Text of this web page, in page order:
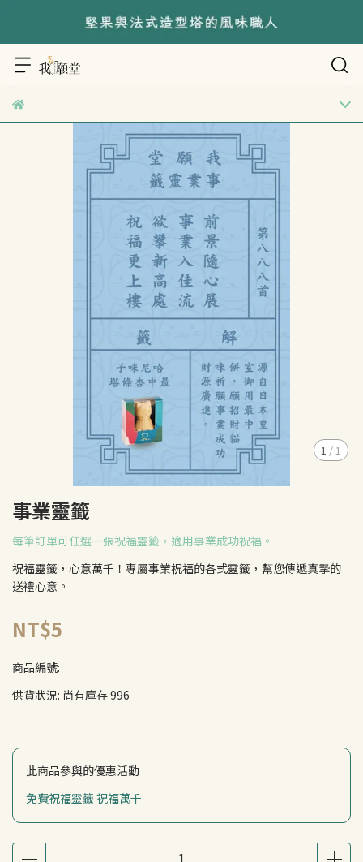
1 / 1
事業靈籤
每筆訂單可任選一張祝福靈籤，適用事業成功祝福。
祝福靈籤，心意萬千！專屬事業祝福的各式靈籤，幫您傳遞真摯的
送禮心意。
NT$5
商品編號:
供貨狀況: 尚有庫存 996
此商品參與的優惠活動
免費祝福靈籤 祝福萬千